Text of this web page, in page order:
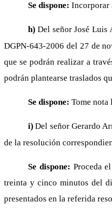
Se dispone: Incorporar
h) Del señor José Luis
DGPN-643-2006 del 27 de
que se podrán realizar a
podrán plantearse traslados
Se dispone: Tome nota
i) Del señor Gerardo
de la resolución
Se dispone: Proceda
treinta y cinco minutos del
presentados en la referida